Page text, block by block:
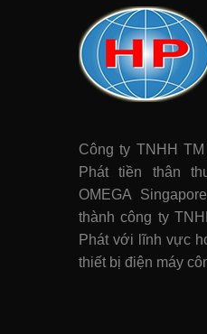
Công ty TNHH
Phát tiền thân
OMEGA
thành công ty
Phát với lĩnh vực
thiết bị điện máy